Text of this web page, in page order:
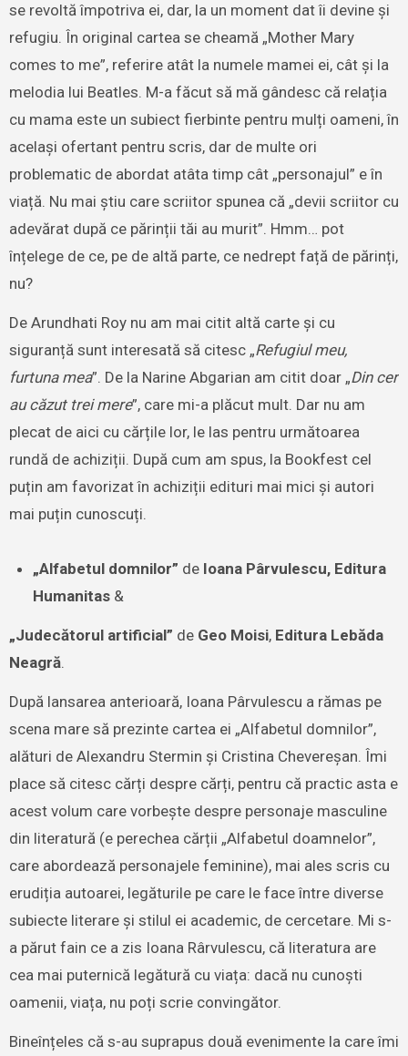
se revoltă împotriva ei, dar, la un moment dat îi devine și
refugiu. În original cartea se cheamă „Mother Mary
comes to me”, referire atât la numele mamei ei, cât și la
melodia lui Beatles. M-a făcut să mă gândesc că relația
cu mama este un subiect fierbinte pentru mulți oameni, în
același ofertant pentru scris, dar de multe ori
problematic de abordat atâta timp cât „personajul” e în
viață. Nu mai știu care scriitor spunea că „devii scriitor cu
adevărat după ce părinții tăi au murit”. Hmm… pot
înțelege de ce, pe de altă parte, ce nedrept față de părinți,
nu?
De Arundhati Roy nu am mai citit altă carte și cu
siguranță sunt interesată să citesc „Refugiul meu,
furtuna mea”. De la Narine Abgarian am citit doar „Din cer
au căzut trei mere”, care mi-a plăcut mult. Dar nu am
plecat de aici cu cărțile lor, le las pentru următoarea
rundă de achiziții. După cum am spus, la Bookfest cel
puțin am favorizat în achiziții edituri mai mici și autori
mai puțin cunoscuți.
„Alfabetul domnilor” de Ioana Pârvulescu, Editura
Humanitas &
„Judecătorul artificial” de Geo Moisi, Editura Lebăda
Neagră.
După lansarea anterioară, Ioana Pârvulescu a rămas pe
scena mare să prezinte cartea ei „Alfabetul domnilor”,
alături de Alexandru Stermin și Cristina Chevereșan. Îmi
place să citesc cărți despre cărți, pentru că practic asta e
acest volum care vorbește despre personaje masculine
din literatură (e perechea cărții „Alfabetul doamnelor”,
care abordează personajele feminine), mai ales scris cu
erudiția autoarei, legăturile pe care le face între diverse
subiecte literare și stilul ei academic, de cercetare. Mi s-
a părut fain ce a zis Ioana Rârvulescu, că literatura are
cea mai puternică legătură cu viața: dacă nu cunoști
oamenii, viața, nu poți scrie convingător.
Bineînțeles că s-au suprapus două evenimente la care îmi